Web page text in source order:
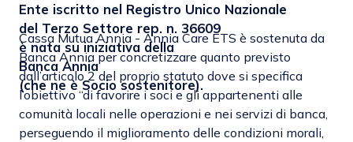
Ente iscritto nel Registro Unico Nazionale
del Terzo Settore rep. n. 36609
è nata su iniziativa della
Banca Annia
(che ne è Socio sostenitore).
Cassa Mutua Annia - Annia Care ETS è sostenuta da
Banca Annia per concretizzare quanto previsto
dall’articolo 2 del proprio statuto dove si specifica
l’obiettivo “di favorire i soci e gli appartenenti alle
comunità locali nelle operazioni e nei servizi di banca,
perseguendo il miglioramento delle condizioni morali,